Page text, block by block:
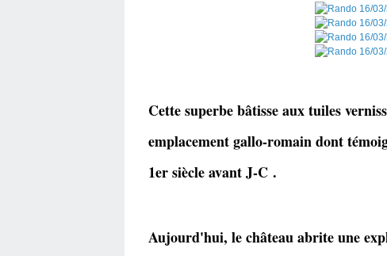
Cette superbe bâtisse aux tuiles
emplacement gallo-romain dont
1er siècle avant J-C .
Aujourd'hui, le château abrite une